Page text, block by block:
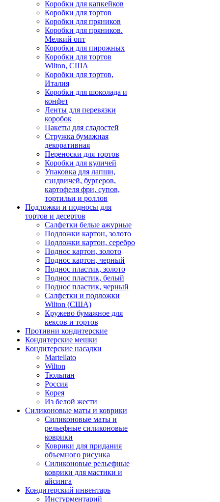
Коробки для капкейков
Коробки для тортов
Коробки для пряников
Коробки для пряников.
Мелкий опт
Коробки для пирожных
Коробки для тортов
Wilton, США
Коробки для тортов,
Италия
Коробки для шоколада и
конфет
Ленты для перевязки
коробок
Пакеты для сладостей
Стружка бумажная
декоративная
Переноски для тортов
Коробки для куличей
Упаковка для лапши,
сэндвичей, бургеров,
картофеля фри, супов,
тортильи и роллов
Подложки и подносы для
тортов и десертов
Салфетки белые ажурные
Подложки картон, золото
Подложки картон, серебро
Поднос картон, золото
Поднос картон, черный
Поднос пластик, золото
Поднос пластик, белый
Поднос пластик, черный
Салфетки и подложки
Wilton (США)
Кружево бумажное для
кексов и тортов
Противни кондитерские
Кондитерские мешки
Кондитерские насадки
Martellato
Wilton
Тюльпан
Россия
Корея
Из белой жести
Силиконовые маты и коврики
Силиконовые маты и
рельефные силиконовые
коврики
Коврики для придания
объемного рисунка
Силиконовые рельефные
коврики для мастики и
айсинга
Кондитерский инвентарь
Инстурментарий